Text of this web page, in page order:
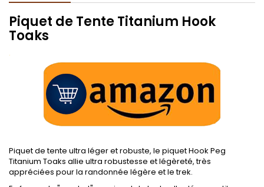
Piquet de Tente Titanium Hook
Toaks
.
Piquet de tente ultra léger et robuste, le piquet Hook Peg
Titanium Toaks allie ultra robustesse et légèreté, très
appréciées pour la randonnée légère et le trek.